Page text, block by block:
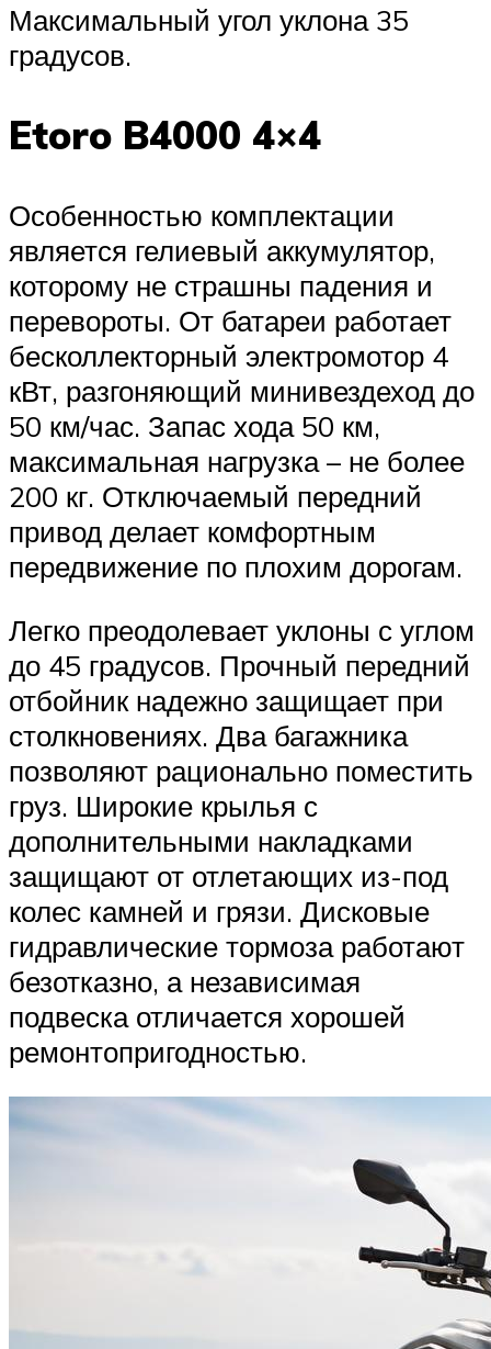
Максимальный угол уклона 35
градусов.
Etoro B4000 4×4
Особенностью комплектации
является гелиевый аккумулятор,
которому не страшны падения и
перевороты. От батареи работает
бесколлекторный электромотор 4
кВт, разгоняющий минивездеход до
50 км/час. Запас хода 50 км,
максимальная нагрузка – не более
200 кг. Отключаемый передний
привод делает комфортным
передвижение по плохим дорогам.
Легко преодолевает уклоны с углом
до 45 градусов. Прочный передний
отбойник надежно защищает при
столкновениях. Два багажника
позволяют рационально поместить
груз. Широкие крылья с
дополнительными накладками
защищают от отлетающих из-под
колес камней и грязи. Дисковые
гидравлические тормоза работают
безотказно, а независимая
подвеска отличается хорошей
ремонтопригодностью.